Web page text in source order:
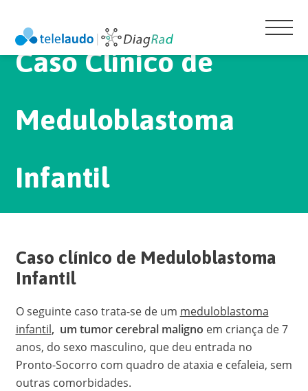
Caso Clínico de
Meduloblastoma
Infantil
Caso clínico de Meduloblastoma
Infantil
O seguinte caso trata-se de um meduloblastoma
infantil, um tumor cerebral maligno em criança de 7
anos, do sexo masculino, que deu entrada no
Pronto-Socorro com quadro de ataxia e cefaleia, sem
outras comorbidades.